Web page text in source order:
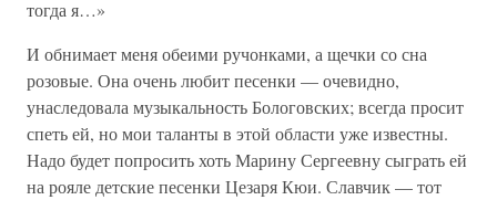
тогда я…»
И обнимает меня обеими ручонками, а щечки со сна
розовые. Она очень любит песенки — очевидно,
унаследовала музыкальность Бологовских; всегда просит
спеть ей, но мои таланты в этой области уже известны.
Надо будет попросить хоть Марину Сергеевну сыграть ей
на рояле детские песенки Цезаря Кюи. Славчик — тот